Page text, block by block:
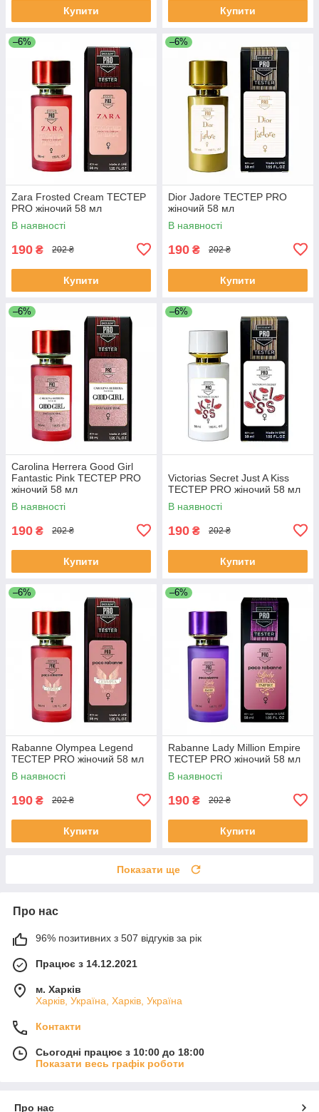
Купити Купити
–6%
Zara Frosted Cream ТЕСТЕР
PRO жіночий 58 мл
В наявності
190 ₴ 202 ₴
Купити
–6%
Dior Jadore ТЕСТЕР PRO
жіночий 58 мл
В наявності
190 ₴ 202 ₴
Купити
–6%
Carolina Herrera Good Girl
Fantastic Pink ТЕСТЕР PRO
жіночий 58 мл
В наявності
190 ₴ 202 ₴
Купити
–6%
Victorias Secret Just A Kiss
ТЕСТЕР PRO жіночий 58 мл
В наявності
190 ₴ 202 ₴
Купити
–6%
Rabanne Olympea Legend
ТЕСТЕР PRO жіночий 58 мл
В наявності
190 ₴ 202 ₴
Купити
–6%
Rabanne Lady Million Empire
ТЕСТЕР PRO жіночий 58 мл
В наявності
190 ₴ 202 ₴
Купити
Показати ще
Про нас
96% позитивних з 507 відгуків за рік
Працює з 14.12.2021
м. Харків
Харків, Україна, Харків, Україна
Контакти
Сьогодні працює з 10:00 до 18:00
Показати весь графік роботи
Про нас